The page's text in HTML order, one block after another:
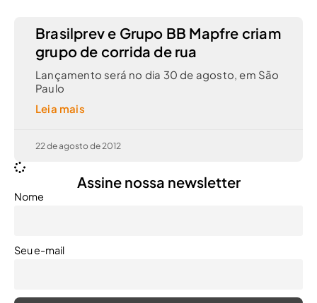
Brasilprev e Grupo BB Mapfre criam
grupo de corrida de rua
Lançamento será no dia 30 de agosto, em São
Paulo
Leia mais
22 de agosto de 2012
Assine nossa newsletter
Nome
Seu e-mail